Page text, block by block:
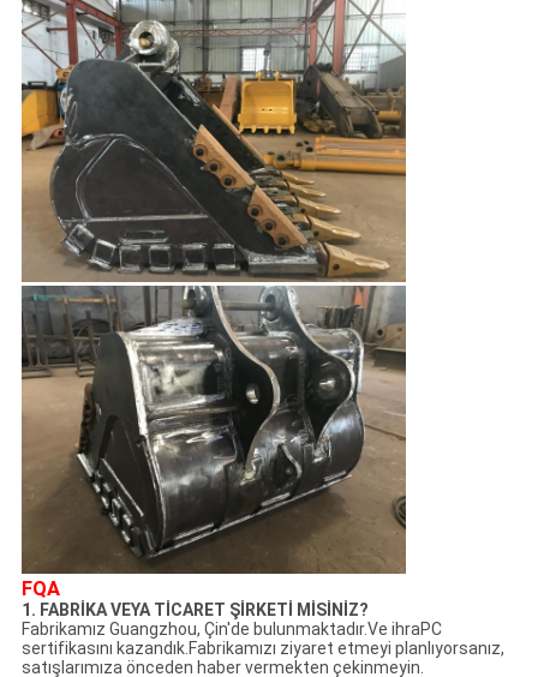
FQA
1. FABRİKA VEYA TİCARET ŞİRKETİ MİSİNİZ?
Fabrikamız Guangzhou, Çin'de bulunmaktadır.Ve ihraPC
sertifikasını kazandık.Fabrikamızı ziyaret etmeyi planlıyorsanız,
satışlarımıza önceden haber vermekten çekinmeyin.